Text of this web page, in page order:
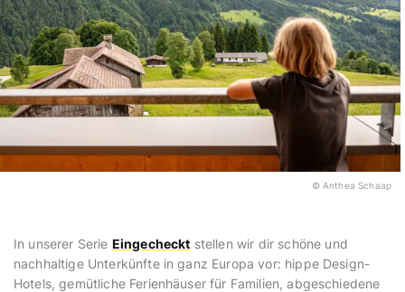
© Anthea Schaap
In unserer Serie Eingecheckt stellen wir dir schöne und
nachhaltige Unterkünfte in ganz Europa vor: hippe Design-
Hotels, gemütliche Ferienhäuser für Familien, abgeschiedene